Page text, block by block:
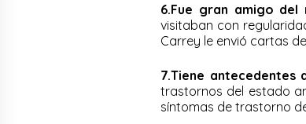
6.Fue gran amigo del
visitaban con
Carrey le envió cartas
7.Tiene antecedentes
trastornos del estado
síntomas de trastorno